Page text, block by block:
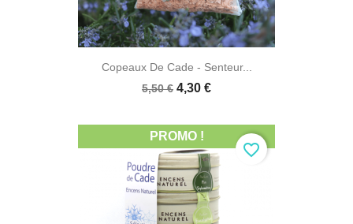
Copeaux De Cade - Senteur...
5,50 € 4,30 €
PROMO !
favorite_border